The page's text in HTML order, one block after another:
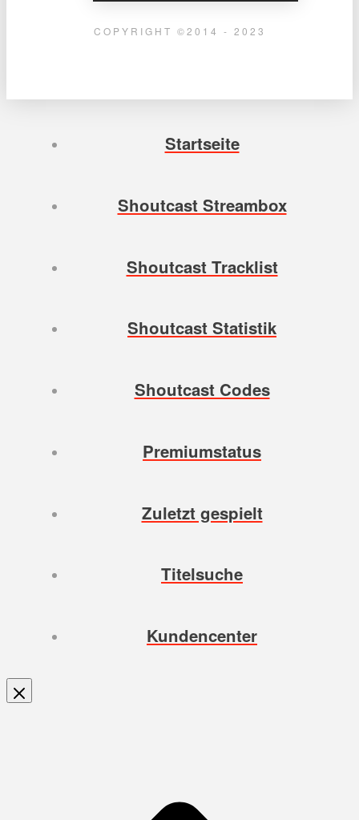
COPYRIGHT ©2014 - 2023
Startseite
Shoutcast Streambox
Shoutcast Tracklist
Shoutcast Statistik
Shoutcast Codes
Premiumstatus
Zuletzt gespielt
Titelsuche
Kundencenter